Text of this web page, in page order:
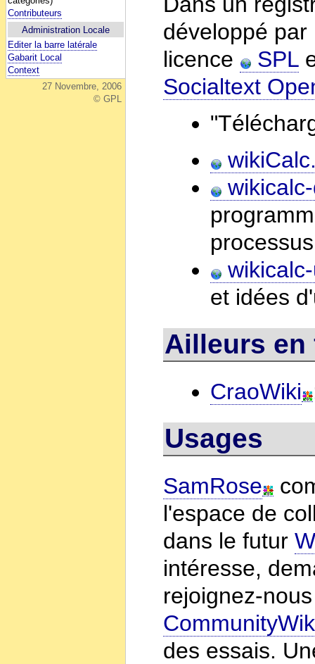
Contributeurs
Administration Locale
Editer la barre latérale
Gabarit Local
Context
27 Novembre, 2006
© GPL
développé
licence
SPL
Socialtext
et idées
Ailleurs en
CraoWiki
Usages
SamRose
l'espace de
dans le futur
intéresse,
rejoignez-
des essais.